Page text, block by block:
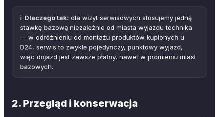
ℹ️ Dlaczego tak: dla wizyt serwisowych stosujemy jedną
stawkę bazową niezależnie od miasta wyjazdu technika
— w odróżnieniu od montażu produktów kupionych u
D24, serwis to zwykle pojedynczy, punktowy wyjazd,
więc dojazd jest zawsze płatny, nawet w promieniu miast
bazowych.
2. Przegląd i konserwacja